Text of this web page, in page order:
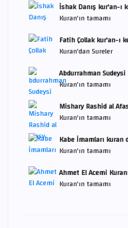
İshak Danış kur'an-ı
Kuran'ın tamamı
Fatih Çollak kur'an-ı
Kuran'dan Sureler
Abdurrahman
Kuran'ın tamamı
Mishary Rashid al
Kuran'ın tamamı
Kabe İmamları kuran
Kuran'ın tamamı
Ahmet El Acemi
Kuran'ın tamamı